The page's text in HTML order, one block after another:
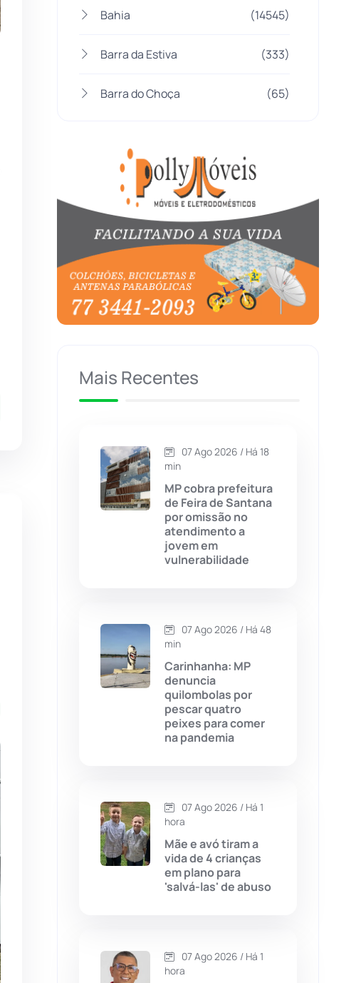
Bahia (14545)
Barra da Estiva (333)
Barra do Choça (65)
Bom Jesus da Lapa
Boquira (152)
Botuporã (72)
Brasil (7680)
Brumado (31955)
Caculé
Caetité (1504)
Candiba (157)
Cândido Sales
Caturama
Chapada Diamantina
(133)
Cordeiros
Dom Basílio
Érico Cardoso
Mais Recentes
07 Ago 2026 / Há 18
min
MP cobra prefeitura
de Feira de Santana
por omissão no
atendimento a
jovem em
vulnerabilidade
07 Ago 2026 / Há 48
min
Carinhanha: MP
denuncia
quilombolas por
pescar quatro
peixes para comer
na pandemia
07 Ago 2026 / Há 1
hora
Mãe e avó tiram a
vida de 4 crianças
em plano para
'salvá-las' de abuso
07 Ago 2026 / Há 1
hora